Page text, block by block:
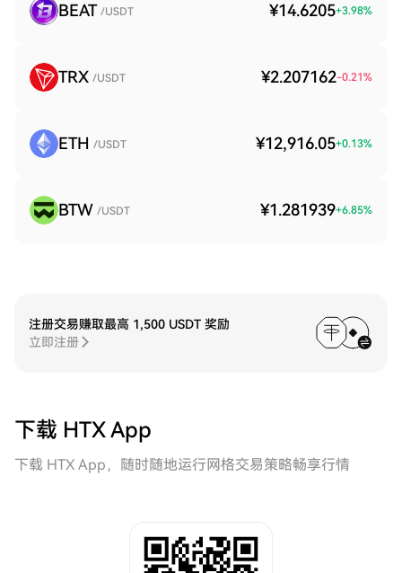
BEAT /USDT ¥14.6205+3.98%
TRX /USDT ¥2.207162-0.21%
ETH /USDT ¥12,916.05+0.13%
BTW /USDT ¥1.281939+6.85%
注册交易赚取最高 1,500 USDT 奖励
立即注册
下载 HTX App
下载 HTX App，随时随地运行网格交易策略畅享行情